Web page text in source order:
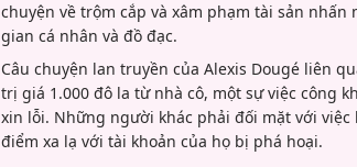
chuyện về trộm cắp và xâm phạm tài sản
gian cá nhân và đồ đạc.
Câu chuyện lan truyền của Alexis Dougé liên
trị giá 1.000 đô la từ nhà cô, một sự việc công
xin lỗi. Những người khác phải đối mặt với
điểm xa lạ với tài khoản của họ bị phá hoại.